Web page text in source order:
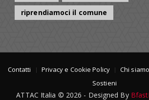
riprendiamoci il comune
Contatti Privacy e Cookie Policy Chi siamo
Sostieni
ATTAC Italia © 2026 - Designed By